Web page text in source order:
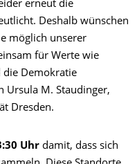
erneut die
Deshalb wünschen
möglich unserer
für Werte wie
die Demokratie
Ursula M. Staudinger,
Dresden.
Uhr damit, dass sich